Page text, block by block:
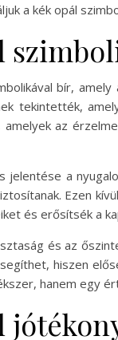
a kék opál
bír,
tekintették,
amelyek az
jelentése a
Ezen
és erősítsék a
és az
hiszen
hanem egy